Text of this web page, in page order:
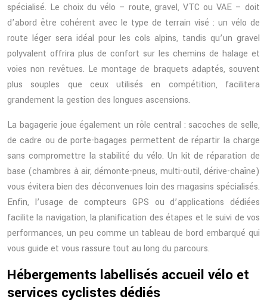
spécialisé. Le choix du vélo – route, gravel, VTC ou VAE – doit
d’abord être cohérent avec le type de terrain visé : un vélo de
route léger sera idéal pour les cols alpins, tandis qu’un gravel
polyvalent offrira plus de confort sur les chemins de halage et
voies non revêtues. Le montage de braquets adaptés, souvent
plus souples que ceux utilisés en compétition, facilitera
grandement la gestion des longues ascensions.
La bagagerie joue également un rôle central : sacoches de selle,
de cadre ou de porte-bagages permettent de répartir la charge
sans compromettre la stabilité du vélo. Un kit de réparation de
base (chambres à air, démonte-pneus, multi-outil, dérive-chaîne)
vous évitera bien des déconvenues loin des magasins spécialisés.
Enfin, l’usage de compteurs GPS ou d’applications dédiées
facilite la navigation, la planification des étapes et le suivi de vos
performances, un peu comme un tableau de bord embarqué qui
vous guide et vous rassure tout au long du parcours.
Hébergements labellisés accueil vélo et
services cyclistes dédiés